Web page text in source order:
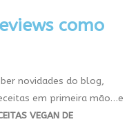
como
novidades do blog,
em primeira mão…e
VEGAN DE